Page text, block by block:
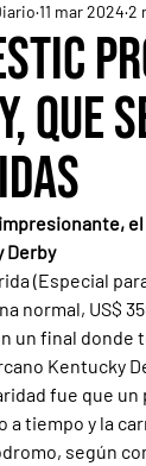
que
11 mar 2024 2
Derby
(Especial
normal, US$
un final donde
Kentucky
fue que
a tiempo y la
según